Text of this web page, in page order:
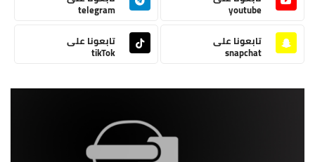
youtube
telegram
تابعونا على
snapchat
تابعونا على
tikTok